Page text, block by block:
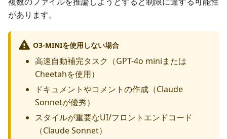
があります。
O3-MINIを使用しない場合
高速自動補完タスク（GPT-4o miniまたは
Cheetahを使用）
ドキュメントやコメントの作成（Claude
Sonnetが優秀）
スタイルが重要なUI/フロントエンドコード
（Claude Sonnet）